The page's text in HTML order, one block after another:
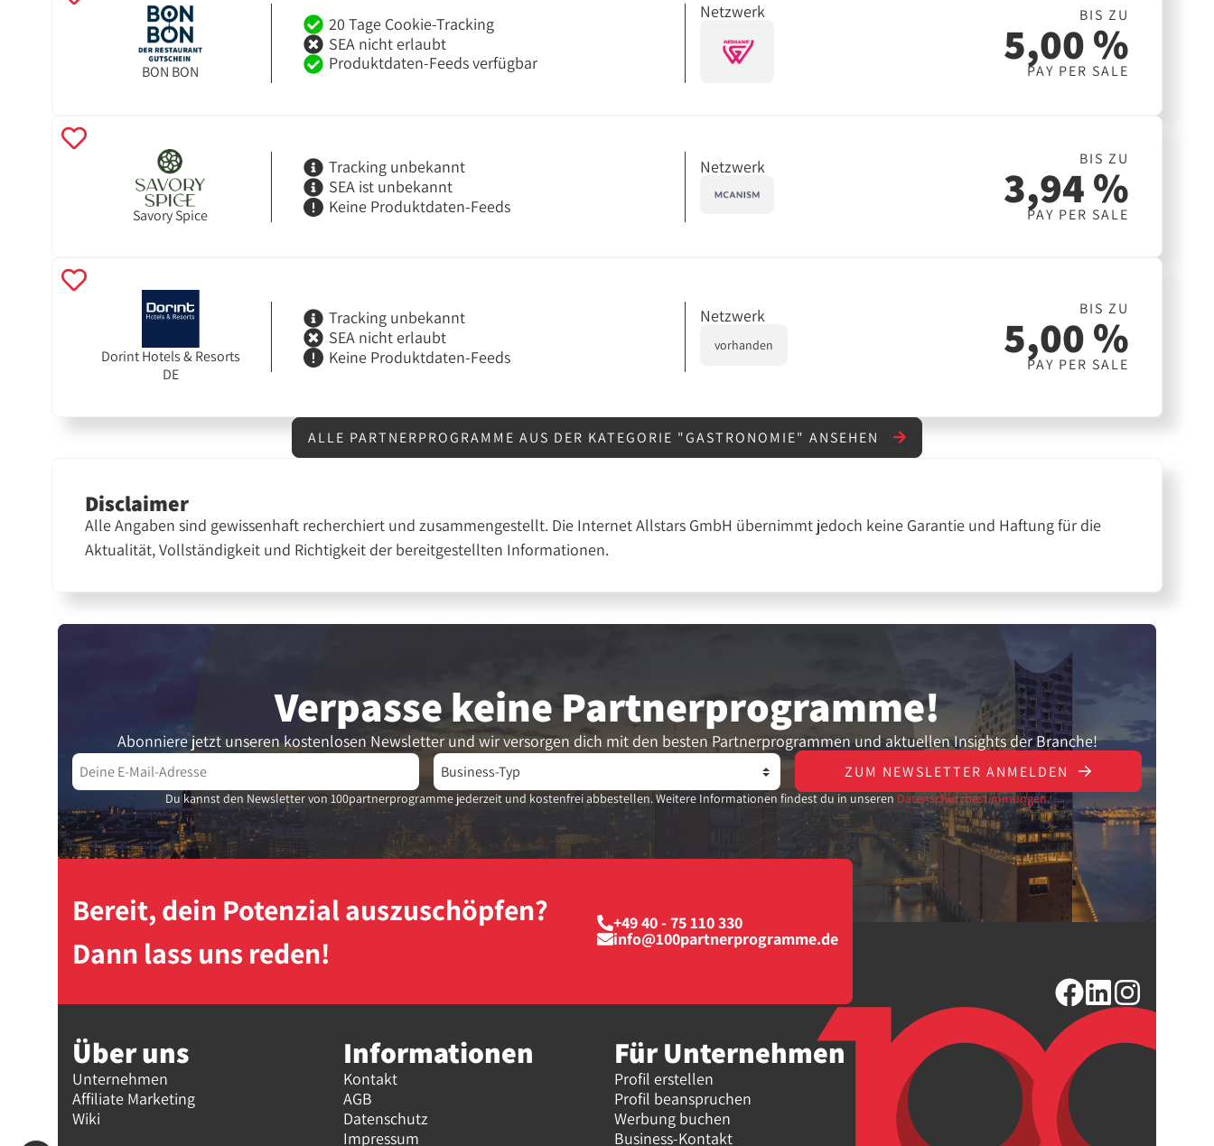
BON BON
20 Tage Cookie-Tracking
SEA nicht erlaubt
Produktdaten-Feeds verfügbar
Netzwerk BIS ZU
5,00 %
PAY PER SALE
Savory Spice
Tracking unbekannt
SEA ist unbekannt
Keine Produktdaten-Feeds
Netzwerk BIS ZU
3,94 %
PAY PER SALE
Dorint Hotels & Resorts
DE
Tracking unbekannt
SEA nicht erlaubt
Keine Produktdaten-Feeds
Netzwerk
vorhanden
BIS ZU
5,00 %
PAY PER SALE
ALLE PARTNERPROGRAMME AUS DER KATEGORIE "GASTRONOMIE" ANSEHEN
Disclaimer
Alle Angaben sind gewissenhaft recherchiert und zusammengestellt. Die Internet Allstars GmbH übernimmt jedoch keine Garantie und Haftung für die
Aktualität, Vollständigkeit und Richtigkeit der bereitgestellten Informationen.
Verpasse keine Partner­programme!
Abonniere jetzt unseren kostenlosen Newsletter und wir versorgen dich mit den besten Partnerprogrammen und aktuellen Insights der Branche!
ZUM NEWSLETTER ANMELDEN
Du kannst den Newsletter von 100partnerprogramme jederzeit und kostenfrei abbestellen. Weitere Informationen findest du in unseren Datenschutzbestimmungen.
Bereit, dein Potenzial auszuschöpfen?
Dann lass uns reden!
+49 40 - 75 110 330
info@100partnerprogramme.de
Über uns
Unternehmen
Affiliate Marketing
Wiki
Informationen
Kontakt
AGB
Datenschutz
Impressum
Für Unternehmen
Profil erstellen
Profil beanspruchen
Werbung buchen
Business-Kontakt